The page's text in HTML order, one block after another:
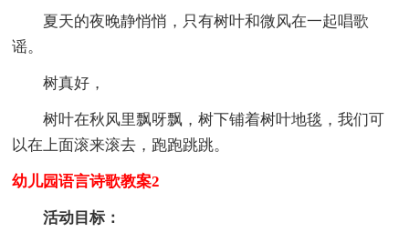
夏天的夜晚静悄悄，只有树叶和微风在一起唱歌
谣。
树真好，
树叶在秋风里飘呀飘，树下铺着树叶地毯，我们可
以在上面滚来滚去，跑跑跳跳。
幼儿园语言诗歌教案2
活动目标：